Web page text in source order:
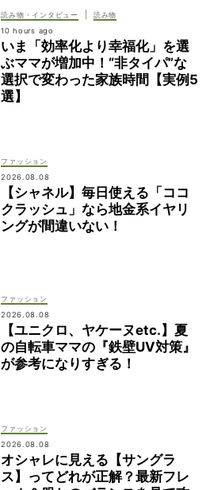
読み物・インタビュー
読み物
10 hours ago
いま「効率化より幸福化」を選
ぶママが増加中！“非タイパ”な
選択で変わった家族時間【実例5
選】
ファッション
2026.08.08
【シャネル】毎日使える「ココ
クラッシュ」なら地金系イヤリ
ングが間違いない！
ファッション
2026.08.08
【ユニクロ、ヤケーヌetc.】夏
の自転車ママの『鉄壁UV対策』
が参考になりすぎる！
ファッション
2026.08.08
オシャレに見える【サングラ
ス】ってどれが正解？最新フレ